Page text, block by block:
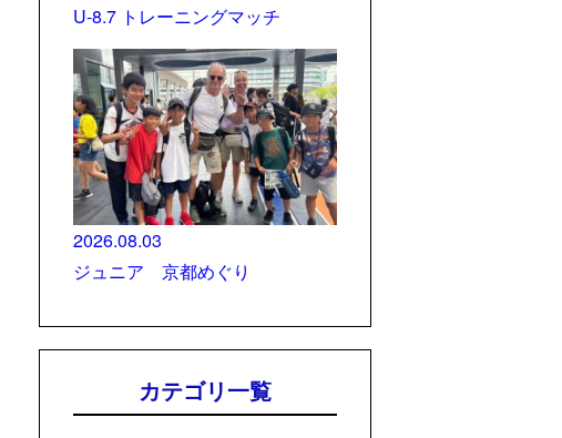
U-8.7 トレーニングマッチ
2026.08.03
ジュニア 京都めぐり
カテゴリ一覧